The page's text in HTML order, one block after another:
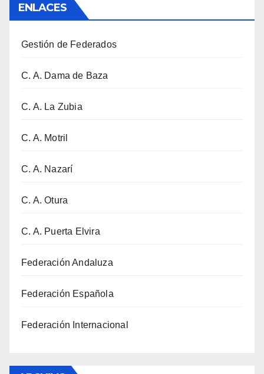
ENLACES
Gestión de Federados
C. A. Dama de Baza
C. A. La Zubia
C. A. Motril
C. A. Nazarí
C. A. Otura
C. A. Puerta Elvira
Federación Andaluza
Federación Española
Federación Internacional